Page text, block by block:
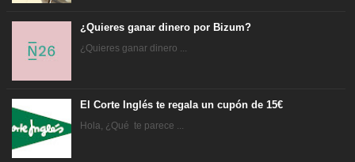
¿Quieres ganar dinero por Bizum?
¿Quieres ganar dinero ...
El Corte Inglés te regala un cupón de 15€
Hola, ¿Qué te parece ...